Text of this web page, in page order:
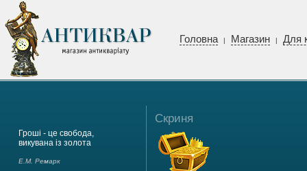
Головна | Магазин | Для
Гроші - це свобода,
викувана із золота
Е.М. Ремарк
Скриня